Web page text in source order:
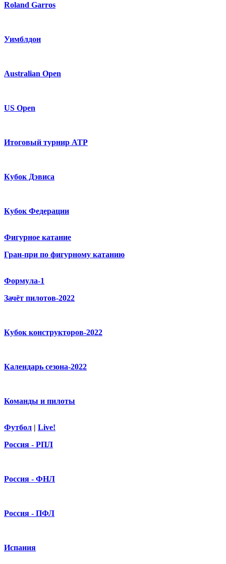
Roland Garros
Уимблдон
Australian Open
US Open
Итоговый турнир ATP
Кубок Дэвиса
Кубок Федерации
Фигурное катание
Гран-при по фигурному катанию
Формула-1
Зачёт пилотов-2022
Кубок конструкторов-2022
Календарь сезона-2022
Команды и пилоты
Футбол | Live!
Россия - РПЛ
Россия - ФНЛ
Россия - ПФЛ
Испания